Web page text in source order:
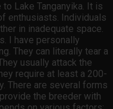
Lake Tanganyika. It is
enthusiasts. Individuals
in inadequate space.
I have personally
They can literally tear a
usually attack the
require at least a 200-
There are several forms
the breeder with